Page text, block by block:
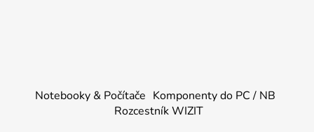
Notebooky & Počítače Komponenty do PC / NB
Rozcestník WIZIT